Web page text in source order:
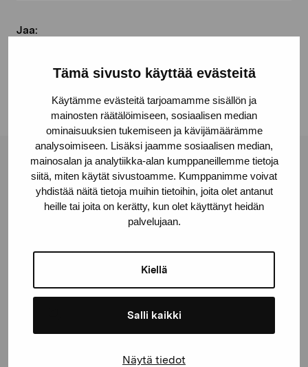
Tämä sivusto käyttää evästeitä
Käytämme evästeitä tarjoamamme sisällön ja
mainosten räätälöimiseen, sosiaalisen median
ominaisuuksien tukemiseen ja kävijämäärämme
analysoimiseen. Lisäksi jaamme sosiaalisen median,
mainosalan ja analytiikka-alan kumppaneillemme tietoja
siitä, miten käytät sivustoamme. Kumppanimme voivat
yhdistää näitä tietoja muihin tietoihin, joita olet antanut
heille tai joita on kerätty, kun olet käyttänyt heidän
palvelujaan.
Kiellä
Salli kaikki
Näytä tiedot
Jaa:
Linkedin
Pro Artibus -säätiö
Kustaa Vaasan katu 11
proartibus@proartibus.fi